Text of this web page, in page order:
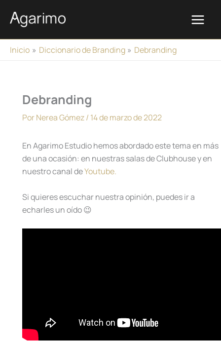
Inicio
Diccionario de Branding Debranding
Debranding
PorNerea Gómez/ 14 de marzo de 2022
En Agarimo Estudio hemos abordado este tema en más
de una ocasión: en nuestras salas de Clubhouse y en
nuestro canal deYoutube.
Si quieres escuchar nuestra opinión, puedes ir a
echarles un oído 😉